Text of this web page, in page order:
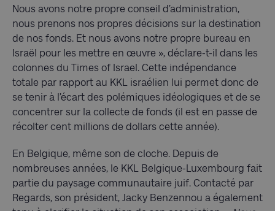
Nous avons notre propre conseil d’administration,
nous prenons nos propres décisions sur la destination
de nos fonds. Et nous avons notre propre bureau en
Israël pour les mettre en œuvre », déclare-t-il dans les
colonnes du Times of Israel. Cette indépendance
totale par rapport au KKL israélien lui permet donc de
se tenir à l’écart des polémiques idéologiques et de se
concentrer sur la collecte de fonds (il est en passe de
récolter cent millions de dollars cette année).
En Belgique, même son de cloche. Depuis de
nombreuses années, le KKL Belgique-Luxembourg fait
partie du paysage communautaire juif. Contacté par
Regards, son président, Jacky Benzennou a également